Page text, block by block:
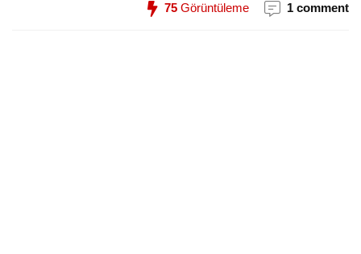
75 Görüntüleme 1 comment